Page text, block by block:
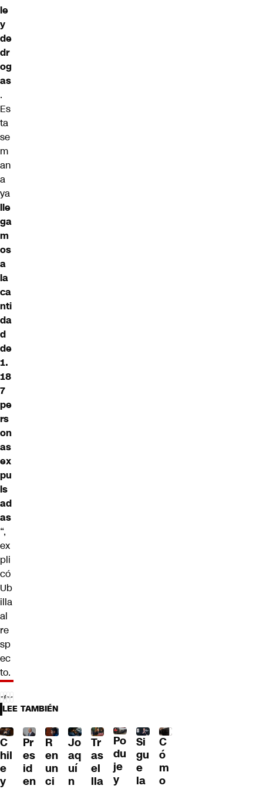
le
y
de
dr
og
as
.
Es
ta
se
m
an
a
ya
lle
ga
m
os
a
la
ca
nti
da
d
de
1.
18
7
pe
rs
on
as
ex
pu
ls
ad
as
“,
ex
pli
có
Ub
illa
al
re
sp
ec
to.
LEE TAMBIÉN
C
hil
e
y
Pr
es
id
en
R
en
un
ci
Jo
aq
uí
n
Tr
as
el
lla
Po
du
je
y
Si
gu
e
la
C
ó
m
o